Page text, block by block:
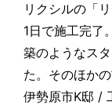
リクシルの「
1日で施工完了
築のようなス
た。そのほか
伊勢原市K邸 /